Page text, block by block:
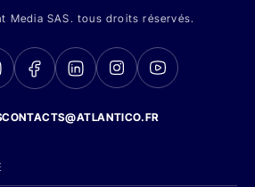
Media SAS. tous droits réservés.